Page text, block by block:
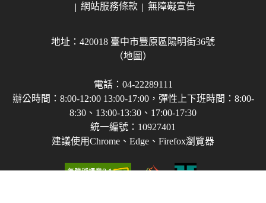
網站服務條款
無障礙宣告
地址：420018 臺中市豐原區陽明街36號
（地圖）
電話：04-22289111
辦公時間：8:00-12:00 13:00-17:00，彈性上下班時間：8:00-
8:30、13:00-13:30、17:00-17:30
統一編號：10927401
建議使用Chrome、Edge、Firefox瀏覽器